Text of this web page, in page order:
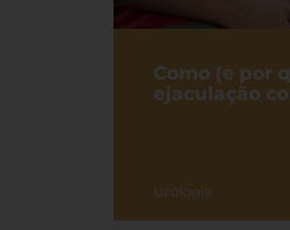
Como (e por
ejaculação
Urologia